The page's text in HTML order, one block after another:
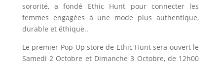
sororité, a fondé Ethic Hunt pour connecter les
femmes engagées à une mode plus authentique,
durable et éthique..
Le premier Pop-Up store de Ethic Hunt sera ouvert le
Samedi 2 Octobre et Dimanche 3 Octobre, de 12h00